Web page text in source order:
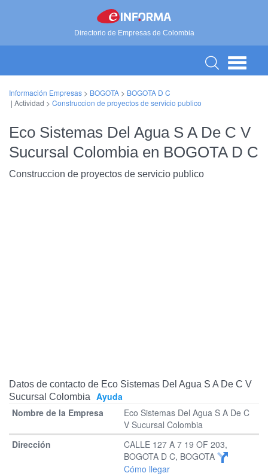
Directorio de Empresas de Colombia
Información Empresas > BOGOTA > BOGOTA D C
| Actividad > Construccion de proyectos de servicio publico
Eco Sistemas Del Agua S A De C V
Sucursal Colombia en BOGOTA D C
Construccion de proyectos de servicio publico
Datos de contacto de Eco Sistemas Del Agua S A De C V
Sucursal Colombia
Ayuda
Eco Sistemas Del Agua S A De C
V Sucursal Colombia
CALLE 127 A 7 19 OF 203,
BOGOTA D C, BOGOTA
Cómo llegar